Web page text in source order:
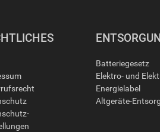
Batteriegesetz
Elektro- und
Energielabel
Altgeräte-